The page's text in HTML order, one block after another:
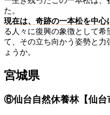
た。
現在は、奇跡の一本松を中心
る人々に復興の象徴として
て、その立ち向かう姿勢と力
ょうか。
宮城県
⑥仙台自然休養林【仙台